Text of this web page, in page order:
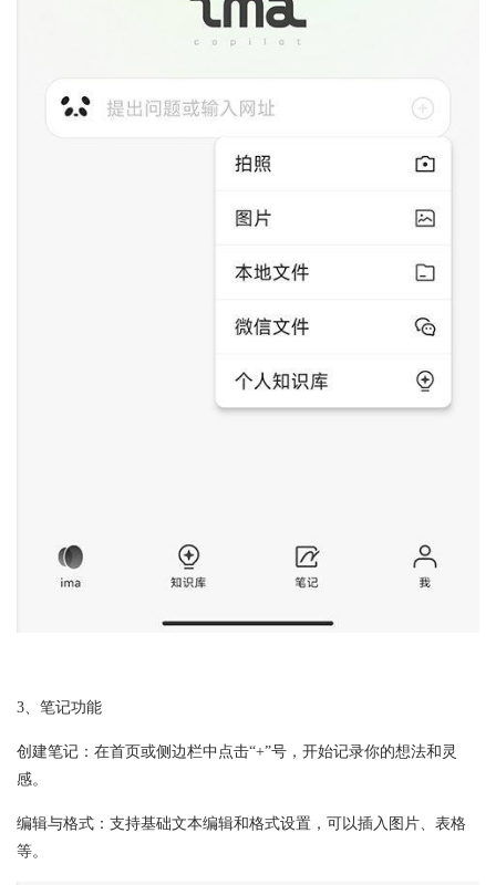
3、笔记功能
创建笔记：在首页或侧边栏中点击“+”号，开始记录你的想法和灵
感。
编辑与格式：支持基础文本编辑和格式设置，可以插入图片、表格
等。